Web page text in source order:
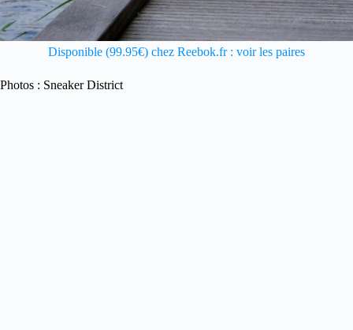
Disponible (99.95€) chez Reebok.fr : voir les paires
Photos : Sneaker District